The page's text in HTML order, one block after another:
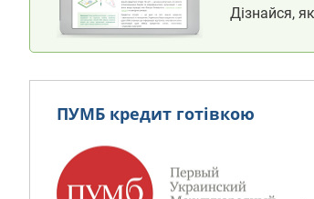
Дізнайся,
ПУМБ кредит готівкою